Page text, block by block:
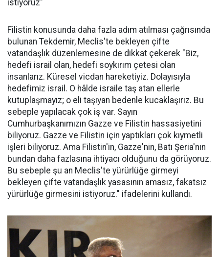
istiyoruz"
Filistin konusunda daha fazla adım atılması çağrısında
bulunan Tekdemir, Meclis'te bekleyen çifte
vatandaşlık düzenlemesine de dikkat çekerek "Biz,
hedefi israil olan, hedefi soykırım çetesi olan
insanlarız. Küresel vicdan hareketiyiz. Dolayısıyla
hedefimiz israil. O hâlde israile taş atan ellerle
kutuplaşmayız; o eli taşıyan bedenle kucaklaşırız. Bu
sebeple yapılacak çok iş var. Sayın
Cumhurbaşkanımızın Gazze ve Filistin hassasiyetini
biliyoruz. Gazze ve Filistin için yaptıkları çok kıymetli
işleri biliyoruz. Ama Filistin'in, Gazze'nin, Batı Şeria'nın
bundan daha fazlasına ihtiyacı olduğunu da görüyoruz.
Bu sebeple şu an Meclis'te yürürlüğe girmeyi
bekleyen çifte vatandaşlık yasasının amasız, fakatsız
yürürlüğe girmesini istiyoruz." ifadelerini kullandı.